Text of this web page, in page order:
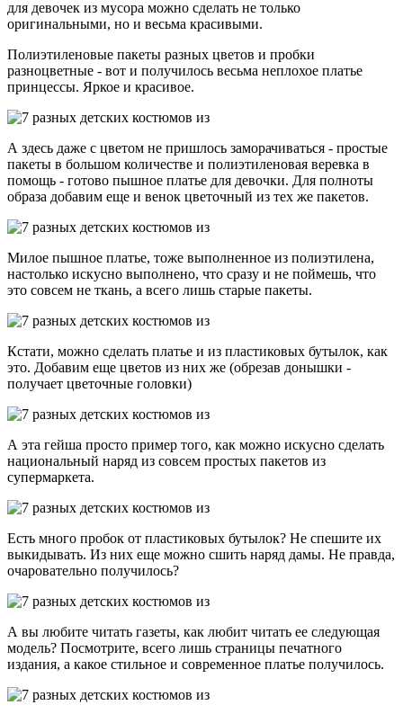
для девочек из мусора можно сделать не только
оригинальными, но и весьма красивыми.
Полиэтиленовые пакеты разных цветов и пробки
разноцветные - вот и получилось весьма неплохое платье
принцессы. Яркое и красивое.
А здесь даже с цветом не пришлось заморачиваться - простые
пакеты в большом количестве и полиэтиленовая веревка в
помощь - готово пышное платье для девочки. Для полноты
образа добавим еще и венок цветочный из тех же пакетов.
Милое пышное платье, тоже выполненное из полиэтилена,
настолько искусно выполнено, что сразу и не поймешь, что
это совсем не ткань, а всего лишь старые пакеты.
Кстати, можно сделать платье и из пластиковых бутылок, как
это. Добавим еще цветов из них же (обрезав донышки -
получает цветочные головки)
А эта гейша просто пример того, как можно искусно сделать
национальный наряд из совсем простых пакетов из
супермаркета.
Есть много пробок от пластиковых бутылок? Не спешите их
выкидывать. Из них еще можно сшить наряд дамы. Не правда,
очаровательно получилось?
А вы любите читать газеты, как любит читать ее следующая
модель? Посмотрите, всего лишь страницы печатного
издания, а какое стильное и современное платье получилось.